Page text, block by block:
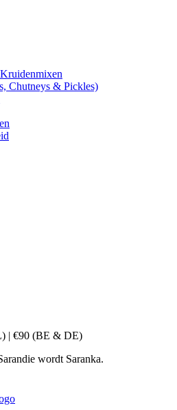
Chutneys & Pickles)
| €90 (BE & DE)
wordt Saranka.